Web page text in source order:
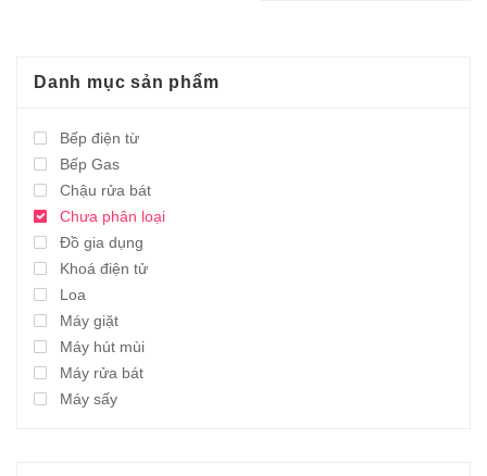
Danh mục sản phẩm
Bếp điện từ
Bếp Gas
Chậu rửa bát
Chưa phân loại
Đồ gia dụng
Khoá điện tử
Loa
Máy giặt
Máy hút mùi
Máy rửa bát
Máy sấy